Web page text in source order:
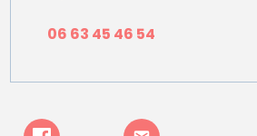
06 63 45 46 54